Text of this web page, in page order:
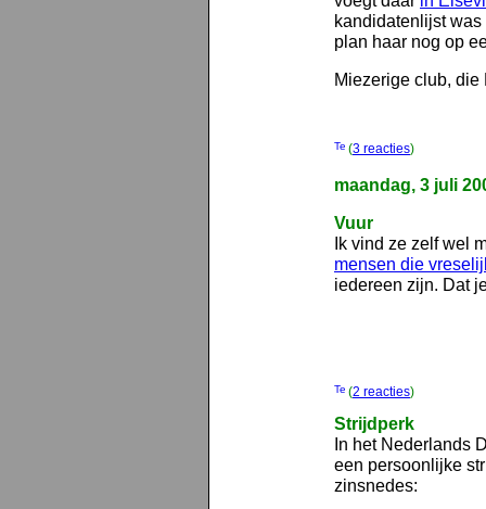
kandidatenlijst
plan haar nog op
Miezerige club, die
(3 reacties)
maandag, 3 juli
Vuur
Ik vind ze zelf wel
mensen die
iedereen zijn. Dat
(2 reacties)
Strijdperk
In het Nederlands
een persoonlijke
zinsnedes: